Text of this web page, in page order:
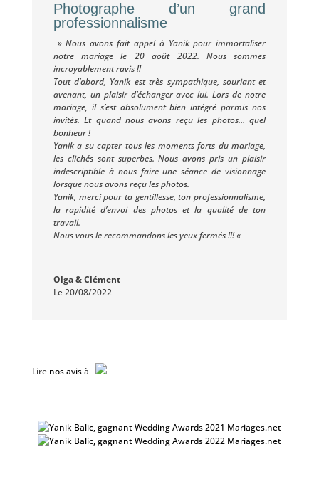
Photographe d’un grand
professionnalisme
»Nous avons fait appel à Yanik pour immortaliser
notre mariage le 20 août 2022. Nous sommes
incroyablement ravis !!
Tout d’abord, Yanik est très sympathique, souriant et
avenant, un plaisir d’échanger avec lui. Lors de notre
mariage, il s’est absolument bien intégré parmis nos
invités. Et quand nous avons reçu les photos… quel
bonheur !
Yanik a su capter tous les moments forts du mariage,
les clichés sont superbes. Nous avons pris un plaisir
indescriptible à nous faire une séance de visionnage
lorsque nous avons reçu les photos.
Yanik, merci pour ta gentillesse, ton professionnalisme,
la rapidité d’envoi des photos et la qualité de ton
travail.
Nous vous le recommandons les yeux fermés !!! «
Olga & Clément
Le 20/08/2022
Lire nos avisà